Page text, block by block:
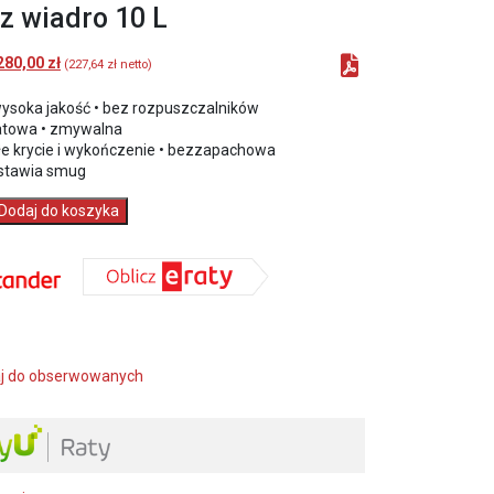
wiadro 10 L
zł.
złAktualna
wynosi:
280,00 zł.
(227,64 zł netto)
jakość • bez rozpuszczalników
• zmywalna
krycie i wykończenie • bezzapachowa
smug
Dodaj do koszyka
do obserwowanych